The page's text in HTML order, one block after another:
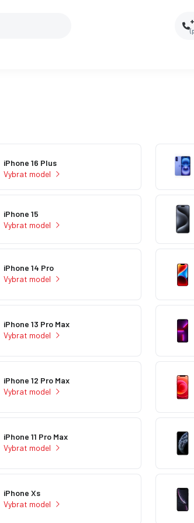
iPhone 16 Plus
Vybrat model
iPhone 15
Vybrat model
iPhone 14 Pro
Vybrat model
iPhone 13 Pro Max
Vybrat model
iPhone 12 Pro Max
Vybrat model
iPhone 11 Pro Max
Vybrat model
iPhone Xs
Vybrat model